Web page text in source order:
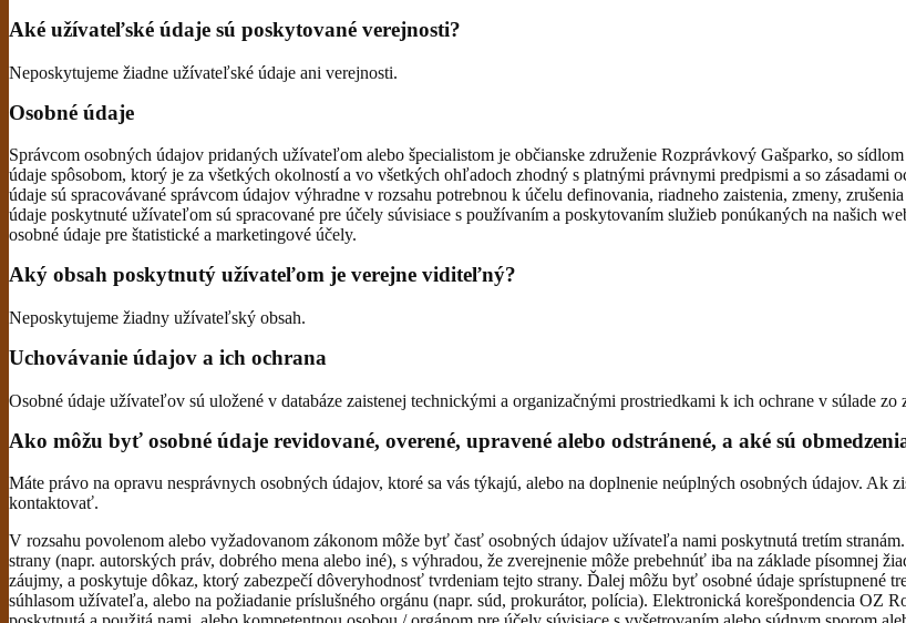
Aké užívateľské údaje sú poskytované verejnosti?
Neposkytujeme žiadne užívateľské údaje ani verejnosti.
Osobné údaje
Správcom osobných údajov pridaných užívateľom alebo špecialistom je občianske združenie Rozprávkový Gašparko, so
údaje spôsobom, ktorý je za všetkých okolností a vo všetkých ohľadoch zhodný s platnými právnymi predpismi a so zásadami
údaje sú spracovávané správcom údajov výhradne v rozsahu potrebnou k účelu definovania, riadneho zaistenia, zmeny,
údaje poskytnuté užívateľom sú spracované pre účely súvisiace s používaním a poskytovaním služieb ponúkaných na našich
osobné údaje pre štatistické a marketingové účely.
Aký obsah poskytnutý užívateľom je verejne viditeľný?
Neposkytujeme žiadny užívateľský obsah.
Uchovávanie údajov a ich ochrana
Osobné údaje užívateľov sú uložené v databáze zaistenej technickými a organizačnými prostriedkami k ich ochrane v súlade
Ako môžu byť osobné údaje revidované, overené, upravené alebo odstránené, a aké sú
Máte právo na opravu nesprávnych osobných údajov, ktoré sa vás týkajú, alebo na doplnenie neúplných osobných údajov. Ak
kontaktovať.
V rozsahu povolenom alebo vyžadovanom zákonom môže byť časť osobných údajov užívateľa nami poskytnutá tretím
strany (napr. autorských práv, dobrého mena alebo iné), s výhradou, že zverejnenie môže prebehnúť iba na základe písomnej
záujmy, a poskytuje dôkaz, ktorý zabezpečí dôveryhodnosť tvrdeniam tejto strany. Ďalej môžu byť osobné údaje sprístupnené
súhlasom užívateľa, alebo na požiadanie príslušného orgánu (napr. súd, prokurátor, polícia). Elektronická korešpondencia OZ